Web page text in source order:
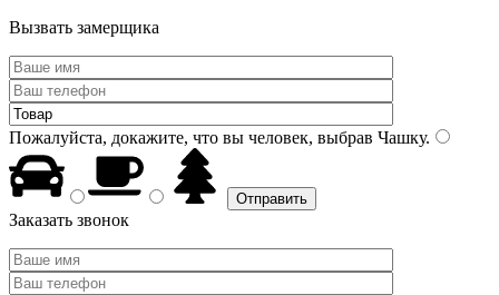
Вызвать замерщика
Пожалуйста, докажите, что вы человек, выбрав Чашку.
Заказать звонок